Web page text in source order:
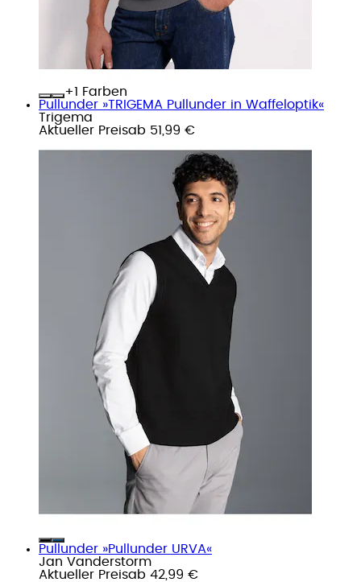
+
Farben
Pullunder »TRIGEMA Pullunder in Waffeloptik«
Trigema
Aktueller Preisab 51,99 €
Pullunder »Pullunder URVA«
Jan Vanderstorm
Aktueller Preisab 42,99 €